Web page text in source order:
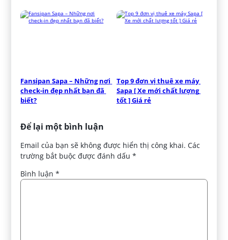
Fansipan Sapa – Những nơi
check-in đẹp nhất bạn đã
biết?
Top 9 đơn vị thuê xe máy
Sapa [ Xe mới chất lượng
tốt ] Giá rẻ
Để lại một bình luận
Email của bạn sẽ không được hiển thị công khai. Các
trường bắt buộc được đánh dấu*
Bình luận*